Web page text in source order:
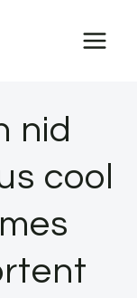
nid
cool